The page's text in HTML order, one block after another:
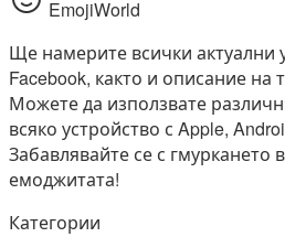
EmojiWorld
Ще намерите всички актуални
Facebook, както и описание на
Можете да използвате
всяко устройство с Apple,
Забавлявайте се с гмуркането
емоджитата!
Категории